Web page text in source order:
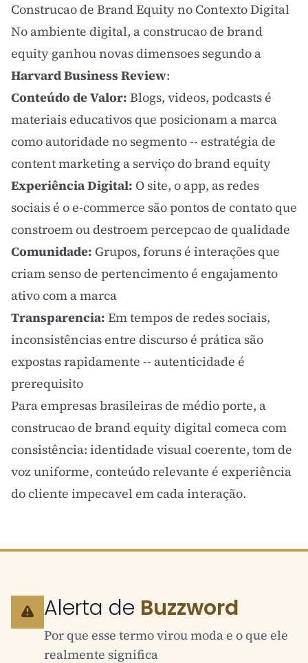
Construcao de Brand Equity no Contexto Digital
No ambiente digital, a construcao de brand
equity ganhou novas dimensoes segundo a
Harvard Business Review:
Conteúdo de Valor: Blogs, videos, podcasts é
materiais educativos que posicionam a marca
como autoridade no segmento -- estratégia de
content marketing a serviço do brand equity
Experiência Digital: O site, o app, as redes
sociais é o e-commerce são pontos de contato que
constroem ou destroem percepcao de qualidade
Comunidade: Grupos, foruns é interações que
criam senso de pertencimento é engajamento
ativo com a marca
Transparencia: Em tempos de redes sociais,
inconsistências entre discurso é prática são
expostas rapidamente -- autenticidade é
prerequisito
Para empresas brasileiras de médio porte, a
construcao de brand equity digital comeca com
consistência: identidade visualcoerente, tom de
voz uniforme, conteúdo relevante é experiência
do cliente impecavel em cada interação.
Alerta de Buzzword
Por que esse termo virou moda e o que ele
realmente significa